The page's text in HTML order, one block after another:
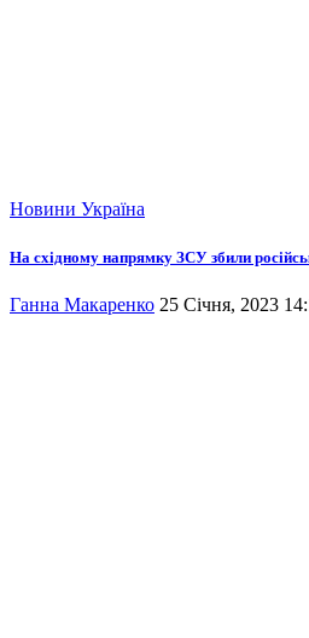
Новини Україна
На східному напрямку ЗСУ збили
Ганна Макаренко 25 Січня, 2023